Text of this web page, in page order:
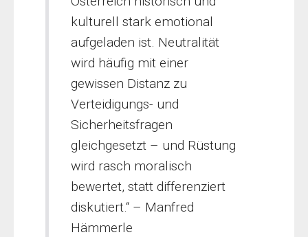
kulturell stark emotional
aufgeladen ist. Neutralität
wird häufig mit einer
gewissen Distanz zu
Verteidigungs- und
Sicherheitsfragen
gleichgesetzt – und Rüstung
wird rasch moralisch
bewertet, statt differenziert
diskutiert.“ – Manfred
Hämmerle